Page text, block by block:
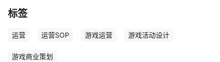
标签
运营 运营SOP 游戏运营 游戏活动设计
游戏商业策划